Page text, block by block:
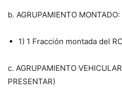
b. AGRUPAMIENTO MONTADO:
1) 1 Fracción montada del
c. AGRUPAMIENTO
PRESENTAR)